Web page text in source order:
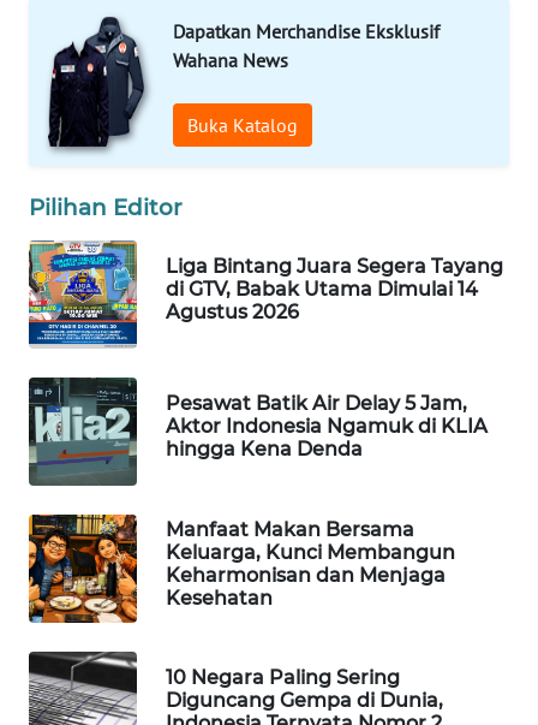
Dapatkan Merchandise Eksklusif
Wahana News
Buka Katalog
Pilihan Editor
Liga Bintang Juara Segera Tayang
di GTV, Babak Utama Dimulai 14
Agustus 2026
Pesawat Batik Air Delay 5 Jam,
Aktor Indonesia Ngamuk di KLIA
hingga Kena Denda
Manfaat Makan Bersama
Keluarga, Kunci Membangun
Keharmonisan dan Menjaga
Kesehatan
10 Negara Paling Sering
Diguncang Gempa di Dunia,
WAHANA
OTOMOTIF
WAHANA
HEALTH
WAHANA
DESA
WISATA
LAPAK
WAHANA
Wahana
Network
LISTRIK
MASYARAKAT
KELISTRIKAN
WALINKI
ID